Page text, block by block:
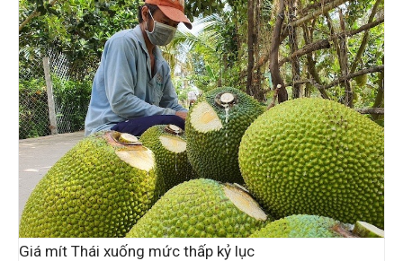
Giá mít Thái xuống mức thấp kỷ lục